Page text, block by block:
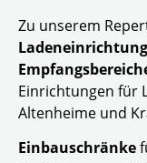
Zu unserem
Einrichtungen für
Altenheime und
Einbauschränke